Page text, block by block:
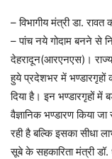
– विभागीय मंत्री डा.
– पांच नये गोदाम बनने से
देहरादून(आरएनएस)।
हुये प्रदेशभर में
दिया है। इन भण्डारगृहों में
वैज्ञानिक भण्डारण किया
रही है बल्कि इसका सीधा
सूबे के सहकारिता मंत्री